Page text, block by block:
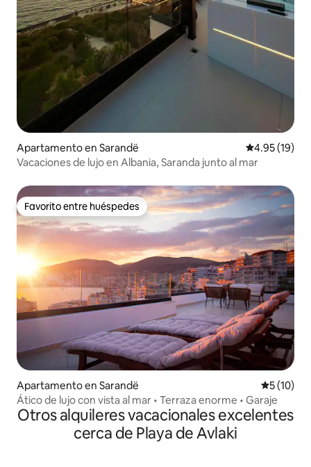
Apartamento en Sarandë Calificación
4.95 (19)
Vacaciones de lujo en Albania, Saranda junto al mar
Favorito entre huéspedes
Favorito entre huéspedes
Apartamento en Sarandë
5 (10)
Ático de lujo con vista al mar • Terraza enorme • Garaje
Otros alquileres vacacionales excelentes
cerca de Playa de Avlaki